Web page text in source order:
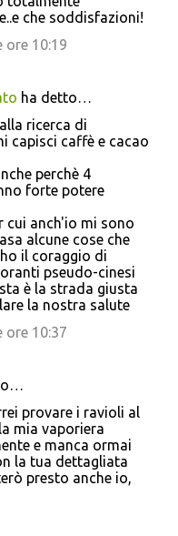
che soddisfazioni!
ore 10:19
ha detto…
ricerca di
capisci caffè e cacao
perchè 4
forte potere
cui anch'io mi sono
alcune cose che
il coraggio di
pseudo-cinesi
è la strada giusta
la nostra salute
ore 10:37
provare i ravioli al
mia vaporiera
e manca ormai
la tua dettagliata
presto anche io,